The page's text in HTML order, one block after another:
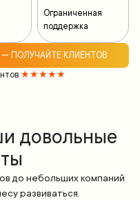
Ограниченная
поддержка
— ПОЛУЧАЙТЕ КЛИЕНТОВ
★★★★★
довольные
до небольших компаний
развиваться.